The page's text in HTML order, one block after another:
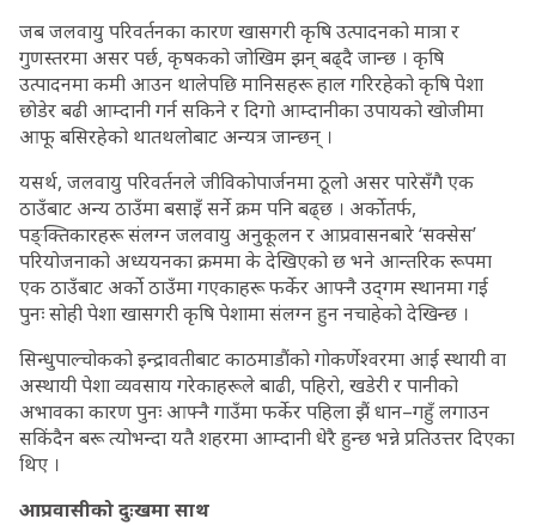
जब जलवायु परिवर्तनका कारण खासगरी कृषि उत्पादनको मात्रा र
गुणस्तरमा असर पर्छ, कृषकको जोखिम झन् बढ्दै जान्छ । कृषि
उत्पादनमा कमी आउन थालेपछि मानिसहरू हाल गरिरहेको कृषि पेशा
छोडेर बढी आम्दानी गर्न सकिने र दिगो आम्दानीका उपायको खोजीमा
आफू बसिरहेको थातथलोबाट अन्यत्र जान्छन् ।
यसर्थ, जलवायु परिवर्तनले जीविकोपार्जनमा ठूलो असर पारेसँगै एक
ठाउँबाट अन्य ठाउँमा बसाइँ सर्ने क्रम पनि बढ्छ । अर्कोतर्फ,
पङ्क्तिकारहरू संलग्न जलवायु अनुकूलन र आप्रवासनबारे ‘सक्सेस’
परियोजनाको अध्ययनका क्रममा के देखिएको छ भने आन्तरिक रूपमा
एक ठाउँबाट अर्को ठाउँमा गएकाहरू फर्केर आफ्नै उद्‍गम स्थानमा गई
पुनः सोही पेशा खासगरी कृषि पेशामा संलग्न हुन नचाहेको देखिन्छ ।
सिन्धुपाल्चोकको इन्द्रावतीबाट काठमाडौंको गोकर्णेश्वरमा आई स्थायी वा
अस्थायी पेशा व्यवसाय गरेकाहरूले बाढी, पहिरो, खडेरी र पानीको
अभावका कारण पुनः आफ्नै गाउँमा फर्केर पहिला झैं धान–गहुँ लगाउन
सकिंदैन बरू त्योभन्दा यतै शहरमा आम्दानी धेरै हुन्छ भन्ने प्रतिउत्तर दिएका
थिए ।
आप्रवासीको दुःखमा साथ